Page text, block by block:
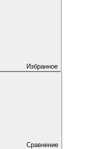
Избранное
Сравнение